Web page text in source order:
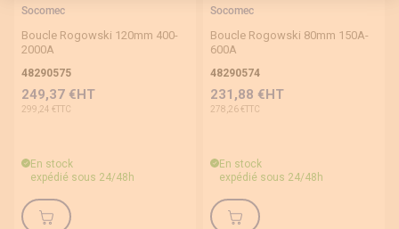
Socomec
Boucle Rogowski 120mm 400-
2000A
48290575
299,24 €
249,37 €
En stock
expédié sous 24/48h
Socomec
Boucle Rogowski 80mm 150A-
600A
48290574
278,26 €
231,88 €
En stock
expédié sous 24/48h